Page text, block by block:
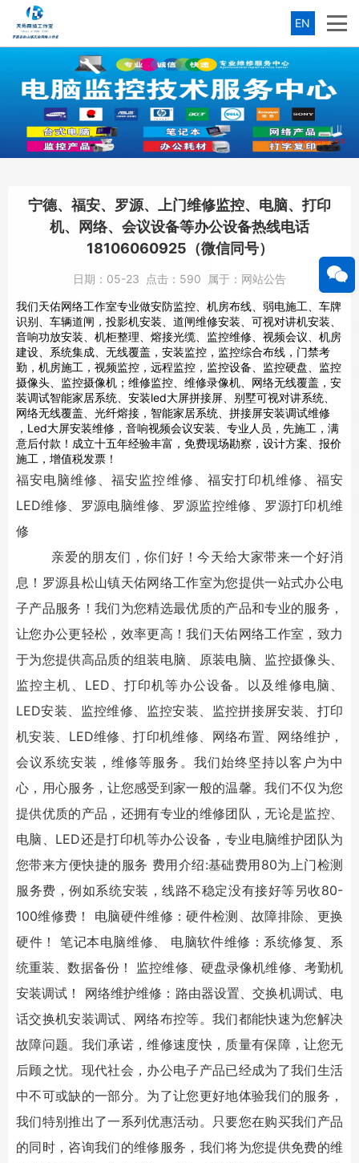
EN
宁德、福安、罗源、上门维修监控、电脑、打印
机、网络、会议设备等办公设备热线电话
18106060925（微信同号）
日期： 05-23 点击： 590 属于： 网站公告
我们天佑网络工作室专业做安防监控、机房布线、弱电施工、车牌
识别、车辆道闸，投影机安装、道闸维修安装、可视对讲机安装、
音响功放安装、机柜整理、熔接光缆、监控维修、视频会议、机房
建设、系统集成、无线覆盖，安装监控，监控综合布线，门禁考
勤，机房施工，视频监控，远程监控，监控设备、监控硬盘、监控
摄像头、监控摄像机；维修监控、维修录像机、网络无线覆盖，安
装调试智能家居系统、安装led大屏拼接屏、别墅可视对讲系统、
网络无线覆盖、光纤熔接，智能家居系统、拼接屏安装调试维修
，Led大屏安装维修，音响视频会议安装、专业人员，先施工，满
意后付款！成立十五年经验丰富，免费现场勘察，设计方案、报价
施工，增值税发票！
福安电脑维修 、福安监控维修 福安打印机维修 、福安
LED维修
罗源电脑维修 罗源监控维修 罗源打印机维
修
亲爱的朋友们，你们好！今天给大家带来一个好消
息！ 罗源县松山镇天佑网络工作室为您提供一站式办公电
子产品服务！我们为您精选最优质的产品和专业的服务，
让您办公更轻松，效率更高！我们天佑网络工作室 ，致力
于为您提供高品质的组装电脑、原装电脑、监控摄像头、
监控主机、LED、打印机等办公设备。以及维修电脑、
LED安装、 监控维修 、监控安装、监控拼接屏安装、打印
机安装、 LED维修 、打印机维修 、网络布置、网络维护，
会议系统安装，维修等服务。我们始终坚持以客户为中
心，用心服务，让您感受到家一般的温馨。我们不仅为您
提供优质的产品，还拥有专业的维修团队，无论是监控、
电脑、LED还是打印机等办公设备，专业电脑维护团队为
您带来方便快捷的服务 费用介绍:基础费用80为上门检测
服务费，例如系统安装，线路不稳定没有接好等另收80-
100维修费！ 电脑硬件维修：硬件检测、故障排除、更换
硬件！ 笔记本电脑维修 、 电脑软件维修：系统修复、系
统重装、数据备份！ 监控维修 、硬盘录像机维修、考勤机
安装调试！ 网络维护维修：路由器设置、交换机调试、电
话交换机安装调试、网络布控等。我们都能快速为您解决
故障问题。我们承诺，维修速度快，质量有保障，让您无
后顾之忧。现代社会，办公电子产品已经成为了我们生活
中不可或缺的一部分。为了让您更好地体验我们的服务，
我们特别推出了一系列优惠活动。只要您在购买我们产品
的同时，咨询我们的维修服务，我们将为您提供免费的维